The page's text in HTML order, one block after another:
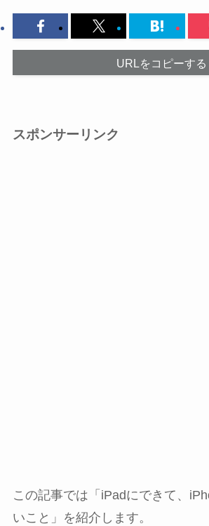
URLをコピーする
スポンサーリンク
この記事では「iPadにできて、
いこと」を紹介します。